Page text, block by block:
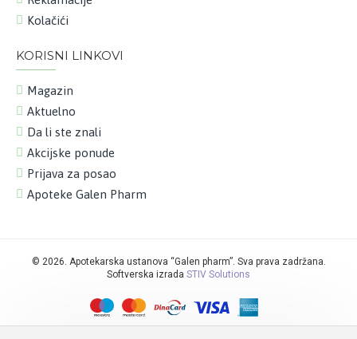
Kolačići
KORISNI LINKOVI
Magazin
Aktuelno
Da li ste znali
Akcijske ponude
Prijava za posao
Apoteke Galen Pharm
© 2026. Apotekarska ustanova “Galen pharm”. Sva prava zadržana.
Softverska izrada STIV Solutions